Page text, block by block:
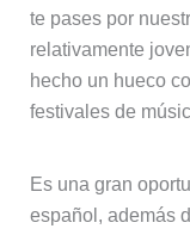
te pases por
relativamente
hecho un hueco
festivales de
Es una gran
español, además